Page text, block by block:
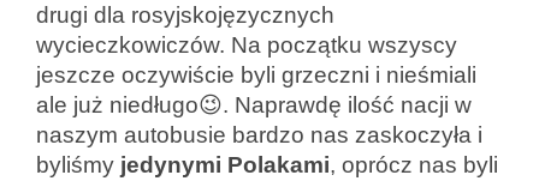
drugi dla rosyjskojęzycznych
wycieczkowiczów. Na początku wszyscy
jeszcze oczywiście byli grzeczni i nieśmiali
ale już niedługo😉. Naprawdę ilość nacji w
naszym autobusie bardzo nas zaskoczyła i
byliśmy jedynymi Polakami, oprócz nas byli